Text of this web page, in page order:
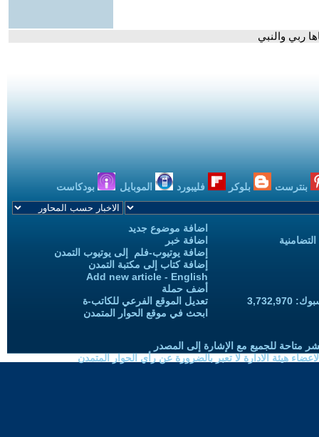
ربي والنبي
بنترست بلوكر فليبورد الموبايل بودكاست
اضافة موضوع جديد
اضافة خبر
إضافة يوتيوب-فلم إلى يوتيوب التمدن
إضافة كتاب إلى مكتبة التمدن
Add new article - English
أضف حملة
تعديل الموقع الفرعي للكاتب-ة
ابحث في موقع الحوار المتمدن
متاحة للجميع مع الإشارة إلى المصدر
هيئة الادارة لا تعبر بالضرورة عن رأي الحوار المتمدن